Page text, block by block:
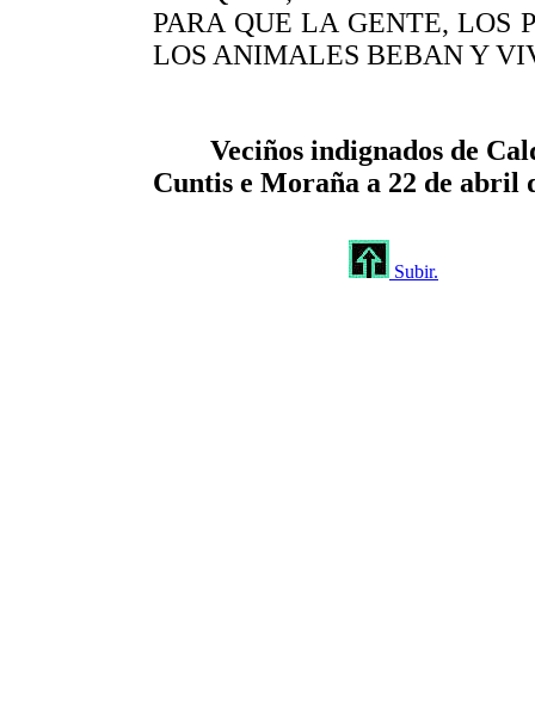
PARA QUE LA GENTE, LOS
LOS ANIMALES BEBAN Y
Veciños indignados de
Cuntis e Moraña a 22 de abril
Subir.